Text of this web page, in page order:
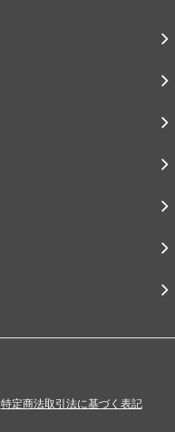
特定商法取引法に基づく表記